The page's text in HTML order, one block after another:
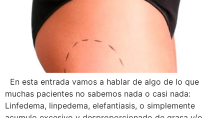
En esta entrada vamos a hablar de algo de lo que
muchas pacientes no sabemos nada o casi nada:
Linfedema, linpedema, elefantiasis, o simplemente